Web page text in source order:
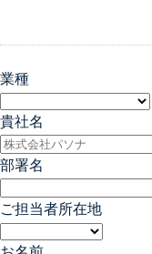
業種
貴社名
部署名
ご担当者所在地